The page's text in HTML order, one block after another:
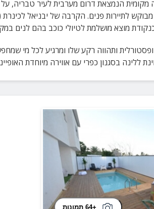
מקומית הנמצאת דרום מערבית לעיר טבריה,
מוצא מושלמת לטיולי כוכב בהם לנים
ותהווה רקע שלו ומרגיע לכל מי
ללינה בסגנון כפרי עם אווירה מיוחדת
+64 תמונות